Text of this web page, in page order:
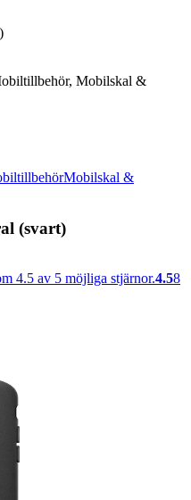
Mobilskal &
Mobilskal &
(svart)
4.5 av 5 möjliga stjärnor.4.58